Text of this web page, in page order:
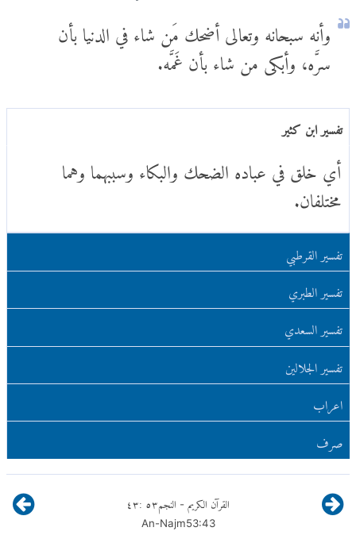
وأنه سبحانه وتعالى أضحك مَن شاء في الدنيا بأن
سرَّه، وأبكى من شاء بأن غَمَّه.
تفسير ابن كثير
أي خلق في عباده الضحك والبكاء وسببهما وهما
مختلفان.
تفسير القرطبي
تفسير الطبري
تفسير السعدي
تفسير الجلالين
اعراب
صرف
القرآن الكريم - النجم٥٣:٤٣
An-Najm53:43